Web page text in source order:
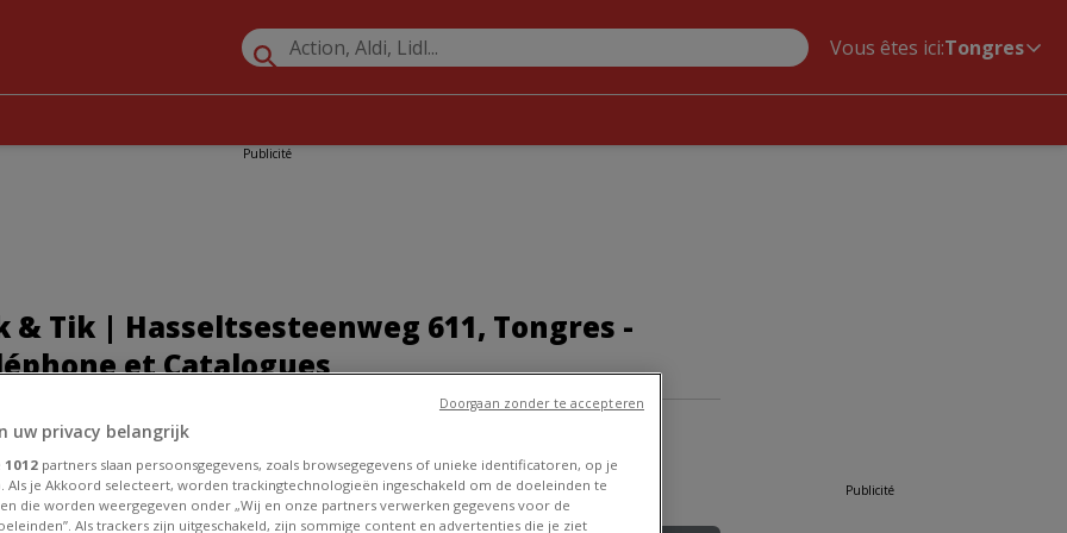
Vous êtes ici:Tongres
Publicité
& Tik | Hasseltsesteenweg 611, Tongres -
et Catalogues
Prik & Tik à Tongres »
611
à Tongres Publicité
uw privacy belangrijk
1012 partners slaan persoonsgegevens, zoals browsegegevens of unieke identificatoren, op je
Als je Akkoord selecteert, worden trackingtechnologieën ingeschakeld om de doeleinden te
die worden weergegeven onder „Wij en onze partners verwerken gegevens voor de
Als trackers zijn uitgeschakeld, zijn sommige content en advertenties die je ziet
Doorgaan zonder te accepteren